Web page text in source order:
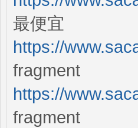
最便宜
https://
fragment
https://
fragment